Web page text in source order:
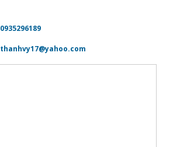
0935296189
thanhvy17@yahoo.com